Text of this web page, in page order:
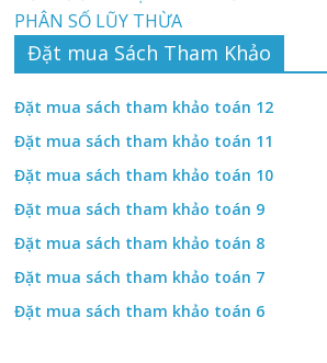
PHÂN SỐ LŨY THỪA
Đặt mua Sách Tham Khảo
Đặt mua sách tham khảo toán 12
Đặt mua sách tham khảo toán 11
Đặt mua sách tham khảo toán 10
Đặt mua sách tham khảo toán 9
Đặt mua sách tham khảo toán 8
Đặt mua sách tham khảo toán 7
Đặt mua sách tham khảo toán 6